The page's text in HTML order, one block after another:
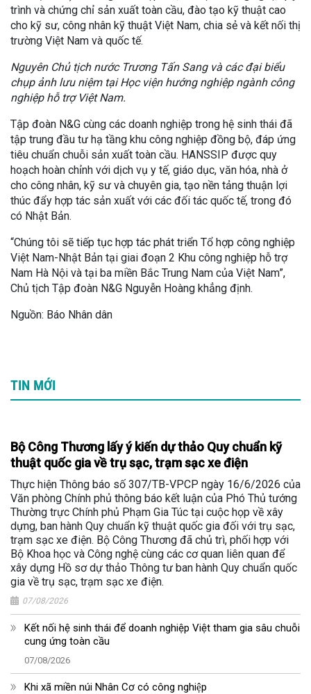
trình và chứng chỉ sản xuất toàn cầu, đào tạo kỹ thuật cao
cho kỹ sư, công nhân kỹ thuật Việt Nam, chia sẻ và kết nối thị
trường Việt Nam và quốc tế.
Nguyên Chủ tịch nước Trương Tấn Sang và các đại biểu
chụp ảnh lưu niệm tại Học viện hướng nghiệp ngành công
nghiệp hỗ trợ Việt Nam.
Tập đoàn N&G cùng các doanh nghiệp trong hệ sinh thái đã
tập trung đầu tư hạ tầng khu công nghiệp đồng bộ, đáp ứng
tiêu chuẩn chuỗi sản xuất toàn cầu. HANSSIP được quy
hoạch hoàn chỉnh với dịch vụ y tế, giáo dục, văn hóa, nhà ở
cho công nhân, kỹ sư và chuyên gia, tạo nền tảng thuận lợi
thúc đẩy hợp tác sản xuất với các đối tác quốc tế, trong đó
có Nhật Bản.
“Chúng tôi sẽ tiếp tục hợp tác phát triển Tổ hợp công nghiệp
Việt Nam-Nhật Bản tại giai đoạn 2 Khu công nghiệp hỗ trợ
Nam Hà Nội và tại ba miền Bắc Trung Nam của Việt Nam”,
Chủ tịch Tập đoàn N&G Nguyễn Hoàng khẳng định.
Nguồn: Báo Nhân dân
TIN MỚI
Bộ Công Thương lấy ý kiến dự thảo Quy chuẩn kỹ
thuật quốc gia về trụ sạc, trạm sạc xe điện
Thực hiện Thông báo số 307/TB-VPCP ngày 16/6/2026 của
Văn phòng Chính phủ thông báo kết luận của Phó Thủ tướng
Thường trực Chính phủ Phạm Gia Túc tại cuộc họp về xây
dựng, ban hành Quy chuẩn kỹ thuật quốc gia đối với trụ sạc,
trạm sạc xe điện. Bộ Công Thương đã chủ trì, phối hợp với
Bộ Khoa học và Công nghệ cùng các cơ quan liên quan để
xây dựng Hồ sơ dự thảo Thông tư ban hành Quy chuẩn quốc
gia về trụ sạc, trạm sạc xe điện.
07/08/2026
Kết nối hệ sinh thái để doanh nghiệp Việt tham gia sâu chuỗi
cung ứng toàn cầu
07/08/2026
Khi xã miền núi Nhân Cơ có công nghiệp